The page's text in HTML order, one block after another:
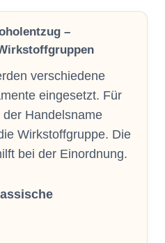
–
verschiedene
eingesetzt. Für
Handelsname
Wirkstoffgruppe. Die
bei der Einordnung.